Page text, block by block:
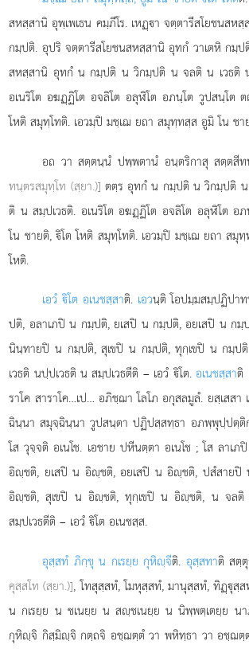
สหสฺสานิ อุพฺเพเธน คมฺภีโร. เหฏฺา จตฺตารีสโยชนสหสฺ
กมฺปติ. อุปริ จตฺตารีสโยชนสหสฺสานิ อุทกํ วาเตหิ กมฺป
สหสฺสานิ อุทกํ น กมฺปติ น วิกมฺปติ น จลติ น เวธติ
อเนริโต อฆฏฺฏิโต อจลิโต อลุฬิโต อภนฺโต วูปสนฺโต
โหติ สมุทฺโทติ. เอวมฺปิ มชฺเฌ ยถา สมุทฺทสฺส อูมิ โน ชา
อถ วา สตฺตนฺนํ ปพฺพตานํ อนฺตริกาสุ สตฺตสีท
ทนฺตรสมุทฺโท (สฺยา.)] ตตฺร อุทกํ น กมฺปติ น วิกมฺปติ น
ติ น สมฺปเวธติ. อเนริโต อฆฏฺฏิโต อจลิโต อลุฬิโต อ
โน ชายติ, ิโต โหติ สมุทฺโทติ. เอวมฺปิ มชฺเฌ ยถา สมุ
โหติ.
เอวํ ิโต อเนชสฺสาติ. เอวนฺติ โอปมฺมสมฺปฏิปา
ปติ, อลาเภปิ น กมฺปติ, ยเสปิ น กมฺปติ, อยเสปิ น ก
นินฺทายปิ น กมฺปติ, สุเขปิ น กมฺปติ, ทุกฺเขปิ น กมฺ
เวธติ นปฺปเวธติ น สมฺปเวธตีติ – เอวํ ิโต.อเนชสฺสาติ
ราโค สาราโค…เป… อภิชฺฌา โลโภ อกุสลมูลํ. ยสฺเสส
ฉินฺนา สมุจฺฉินฺนา วูปสนฺตา ปฏิปสฺสทฺธา อภพฺพุปฺปตฺ
โส วุจฺจติ อเนโช. เอชาย ปหีนตฺตา อเนโช ; โส ลาเ
อิฺชติ, ยเสปิ น อิฺชติ, อยเสปิ น อิฺชติ, ปสํสาย
อิฺชติ, สุเขปิ น อิฺชติ, ทุกฺเขปิ น อิฺชติ, น จลติ
สมฺปเวธตีติ – เอวํ ิโต อเนชสฺส.
อุสฺสทํ ภิกฺขุ น กเรยฺย กุหิฺจีติ. อุสฺสทาติ สตฺ
คุสฺสโท (สฺยา.)], โทสุสฺสทํ, โมหุสฺสทํ, มานุสฺสทํ, ทิฏฺุสฺ
น กเรยฺย น ชเนยฺย น สฺชเนยฺย นนิพฺพตฺเตยฺย น
กุหิฺจิ กิสฺมิฺจิ กตฺถจิ อชฺฌตฺตํ วา พหิทฺธา วา อชฺฌตฺ